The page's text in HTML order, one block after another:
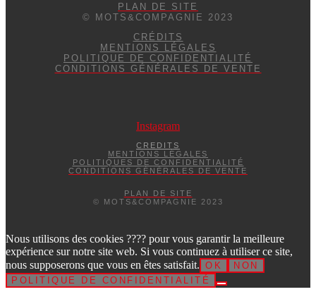
PLAN DE SITE
© MOTS&COMPAGNIE 2023
CRÉDITS
MENTIONS LÉGALES
POLITIQUE DE CONFIDENTIALITÉ
CONDITIONS GÉNÉRALES DE VENTE
Instagram
CREDITS
MENTIONS LÉGALES
POLITIQUES DE CONFIDENTIALITÉ
CONDITIONS GÉNÉRALES DE VENTE
PLAN DE SITE
© MOTS&COMPAGNIE 2023
Nous utilisons des cookies ???? pour vous garantir la meilleure
expérience sur notre site web. Si vous continuez à utiliser ce site,
nous supposerons que vous en êtes satisfait. OK
NON
POLITIQUE DE CONFIDENTIALITÉ